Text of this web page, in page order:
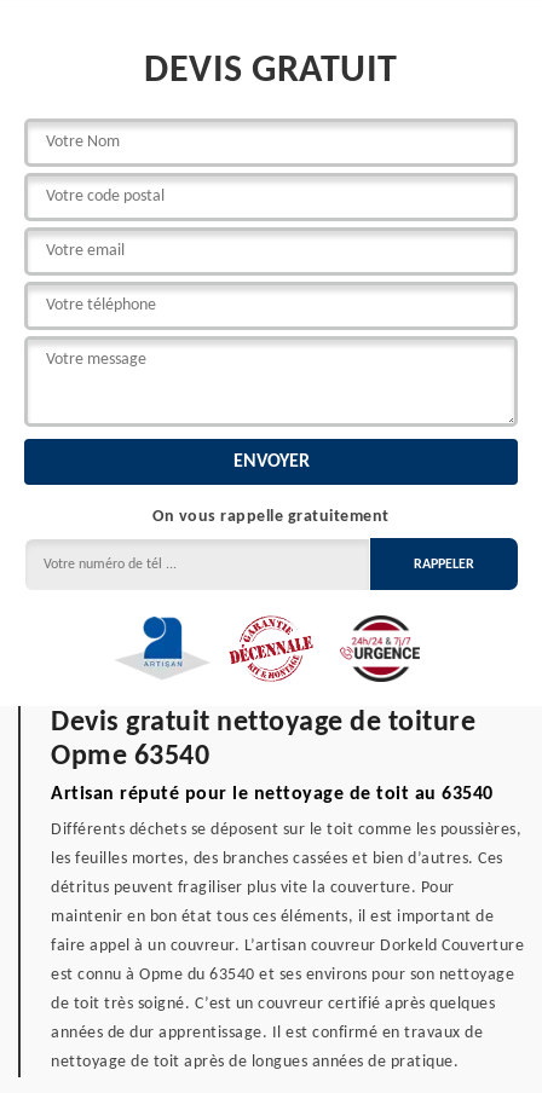
DEVIS GRATUIT
On vous rappelle gratuitement
Devis gratuit nettoyage de toiture
Opme 63540
Artisan réputé pour le nettoyage de toit au 63540
Différents déchets se déposent sur le toit comme les poussières,
les feuilles mortes, des branches cassées et bien d’autres. Ces
détritus peuvent fragiliser plus vite la couverture. Pour
maintenir en bon état tous ces éléments, il est important de
faire appel à un couvreur. L’artisan couvreur Dorkeld Couverture
est connu à Opme du 63540 et ses environs pour son nettoyage
de toit très soigné. C’est un couvreur certifié après quelques
années de dur apprentissage. Il est confirmé en travaux de
nettoyage de toit après de longues années de pratique.